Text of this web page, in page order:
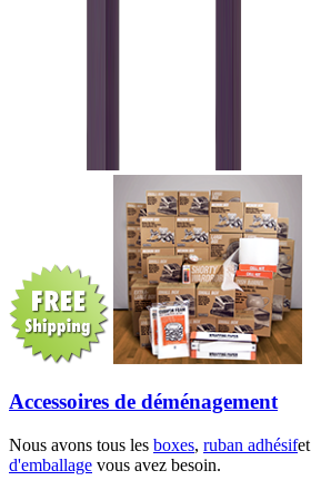
Accessoires de déménagement
Nous avons tous les boxes, ruban adhésifet
d'emballage vous avez besoin.